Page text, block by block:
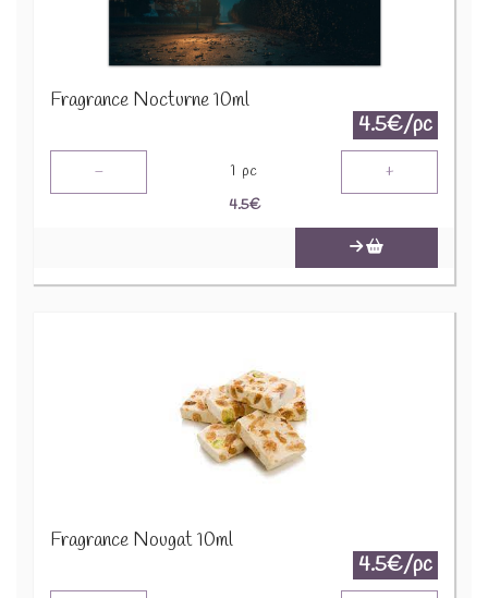
Fragrance Nocturne 10ml
4.5€/pc
- 1 pc +
4.5€
Fragrance Nougat 10ml
4.5€/pc